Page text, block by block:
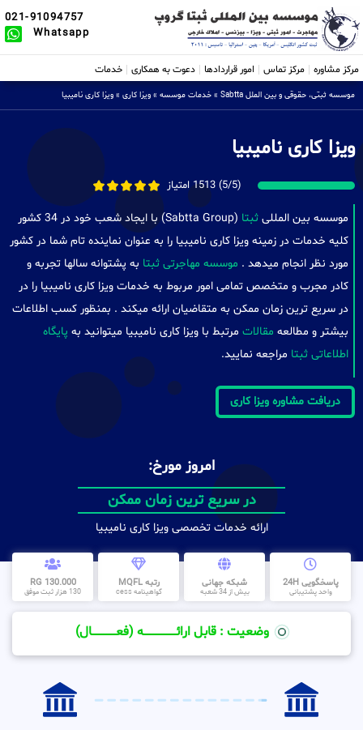
021-91094757
Whatsapp
مرکز مشاوره مرکز تماس امور قراردادها دعوت به همکاری خدمات
موسسه ثبتی، حقوقی و بین الملل Sabtta » خدمات موسسه » ویزا کاری » ویزا کاری نامیبیا
ویزا کاری نامیبیا
(5/5) 1513 امتیاز
موسسه بین المللی ثبتا
(Sabtta Group) با ایجاد شعب خود در 34 کشور
کلیه خدمات در زمینه ویزا کاری نامیبیا را به عنوان نماینده تام شما در کشور
مورد نظر انجام میدهد . موسسه مهاجرتی ثبتا به پشتوانه سالها تجربه و
کادر مجرب و متخصص تمامی امور مربوط به خدمات ویزا کاری نامیبیا را در
در سریع ترین زمان ممکن به متقاضیان ارائه میکند . بمنظور کسب اطلاعات
بیشتر و مطالعه مقالات مرتبط با ویزا کاری نامیبیا میتوانید به پایگاه
اطلاعاتی ثبتا مراجعه نمایید.
دریافت مشاوره ویزا کاری
امروز مورخ:
در سریع ترین زمان ممکن
ارائه خدمات تخصصی ویزا کاری نامیبیا
پاسخگویی 24H
واحد پشتیبانی
شبکه جهانی
بیش از 34 شعبه
رتبه MQFL
گواهینامه cess
130.000 RG
130 هزار ثبت موفق
وضعیت : قابل ارائــــــــــــــــــــه (فعـــــــــــــــال)